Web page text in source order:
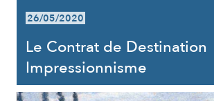
26/05/2020
Le Contrat de Destination
Impressionnisme